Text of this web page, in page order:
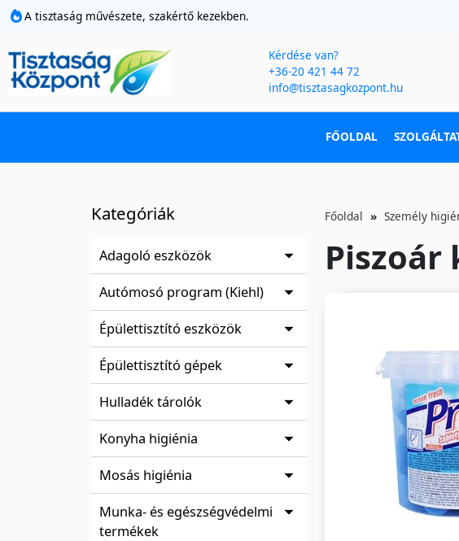
A tisztaság művészete, szakértő kezekben.
Kérdése van?
+36-20 421 44 72
info@tisztasagkozpont.hu
FŐOLDAL
Kategóriák
Adagoló eszközök
Autómosó program (Kiehl)
Épülettisztító eszközök
Épülettisztító gépek
Hulladék tárolók
Konyha higiénia
Mosás higiénia
Munka- és egészségvédelmi
termékek
Főoldal Személy
Piszoár